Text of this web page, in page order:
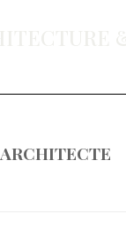
ARCHITECTE